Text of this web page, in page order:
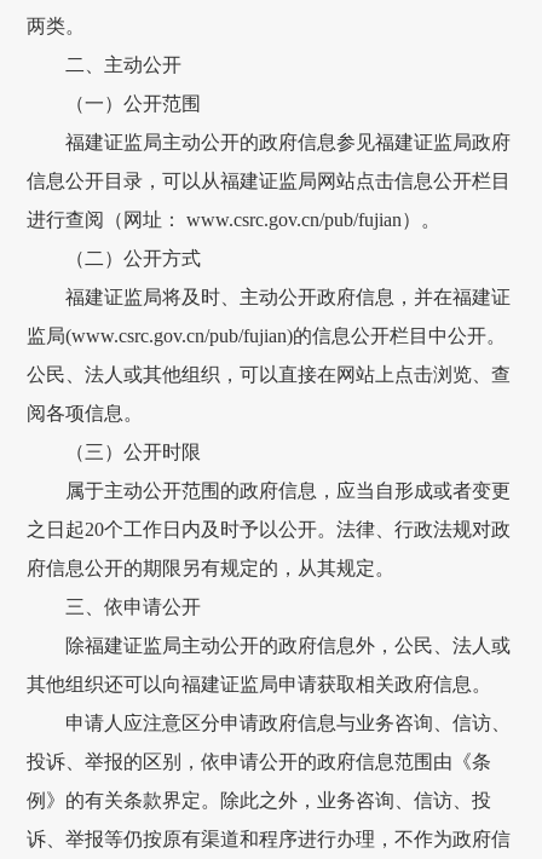
两类。
二、主动公开
（一）公开范围
福建证监局主动公开的政府信息参见福建证监局政府
信息公开目录，可以从福建证监局网站点击信息公开栏目
进行查阅（网址： www.csrc.gov.cn/pub/fujian）。
（二）公开方式
福建证监局将及时、主动公开政府信息，并在福建证
监局(www.csrc.gov.cn/pub/fujian)的信息公开栏目中公开。
公民、法人或其他组织，可以直接在网站上点击浏览、查
阅各项信息。
（三）公开时限
属于主动公开范围的政府信息，应当自形成或者变更
之日起20个工作日内及时予以公开。法律、行政法规对政
府信息公开的期限另有规定的，从其规定。
三、依申请公开
除福建证监局主动公开的政府信息外，公民、法人或
其他组织还可以向福建证监局申请获取相关政府信息。
申请人应注意区分申请政府信息与业务咨询、信访、
投诉、举报的区别，依申请公开的政府信息范围由《条
例》的有关条款界定。除此之外，业务咨询、信访、投
诉、举报等仍按原有渠道和程序进行办理，不作为政府信